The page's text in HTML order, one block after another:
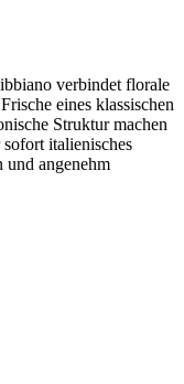
verbindet florale
eines klassischen
Struktur machen
italienisches
und angenehm